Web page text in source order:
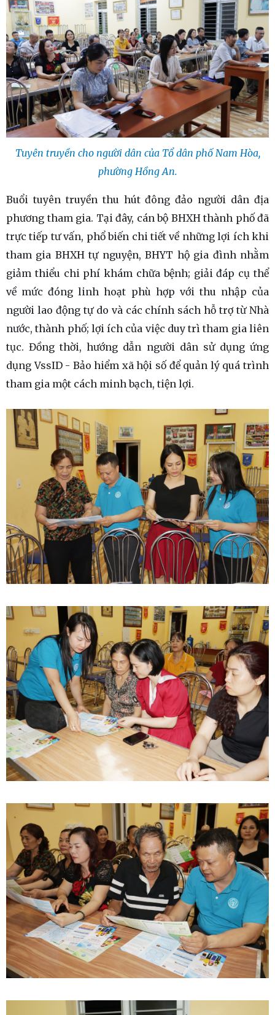
Tuyên truyền cho người dân của Tổ dân phố Nam Hòa,
phường Hồng An.
Buổi tuyên truyền thu hút đông đảo người dân địa
phương tham gia. Tại đây, cán bộ BHXH thành phố đã
trực tiếp tư vấn, phổ biến chi tiết về những lợi ích khi
tham gia BHXH tự nguyện, BHYT hộ gia đình nhằm
giảm thiểu chi phí khám chữa bệnh; giải đáp cụ thể
về mức đóng linh hoạt phù hợp với thu nhập của
người lao động tự do và các chính sách hỗ trợ từ Nhà
nước, thành phố; lợi ích của việc duy trì tham gia liên
tục. Đồng thời, hướng dẫn người dân sử dụng ứng
dụng VssID - Bảo hiểm xã hội số để quản lý quá trình
tham gia một cách minh bạch, tiện lợi.